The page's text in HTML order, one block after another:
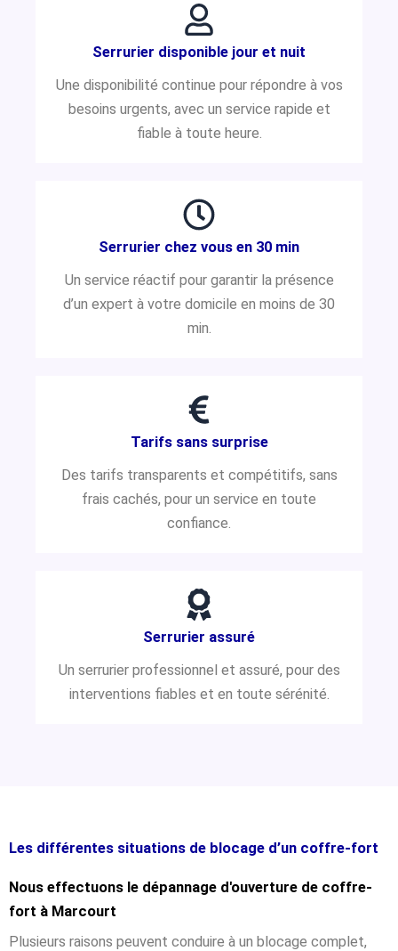
Serrurier disponible jour et nuit
Une disponibilité continue pour répondre à vos
besoins urgents, avec un service rapide et
fiable à toute heure.
Serrurier chez vous en 30 min
Un service réactif pour garantir la présence
d’un expert à votre domicile en moins de 30
min.
Tarifs sans surprise
Des tarifs transparents et compétitifs, sans
frais cachés, pour un service en toute
confiance.
Serrurier assuré
Un serrurier professionnel et assuré, pour des
interventions fiables et en toute sérénité.
Les différentes situations de blocage d’un coffre-fort
Nous effectuons le dépannage d'ouverture de coffre-
fort à Marcourt
Plusieurs raisons peuvent conduire à un blocage complet,